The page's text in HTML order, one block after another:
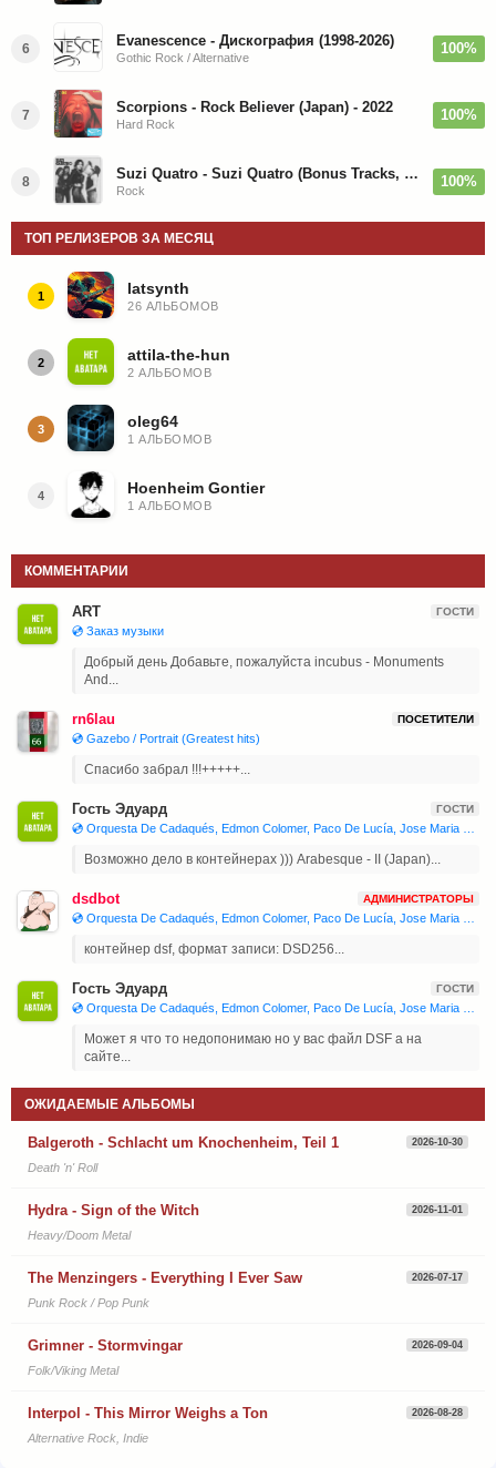
6 Evanescence - Дискография (1998-2026)
Gothic Rock / Alternative
100%
7 Scorpions - Rock Believer (Japan) - 2022
Hard Rock
100%
8 Suzi Quatro - Suzi Quatro (Bonus Tracks, Remaster) 1973/2022
Rock
100%
ТОП РЕЛИЗЕРОВ ЗА МЕСЯЦ
1 latsynth
26 АЛЬБОМОВ
2 attila-the-hun
2 АЛЬБОМОВ
3 oleg64
1 АЛЬБОМОВ
4 Hoenheim Gontier
1 АЛЬБОМОВ
КОММЕНТАРИИ
ART ГОСТИ
💿 Заказ музыки
Добрый день Добавьте, пожалуйста incubus - Monuments
And...
rn6lau ПОСЕТИТЕЛИ
💿 Gazebo / Portrait (Greatest hits)
Спасибо забрал !!!+++++...
Гость Эдуард ГОСТИ
Возможно дело в контейнерах ))) Arabesque - II (Japan)...
dsdbot АДМИНИСТРАТОРЫ
контейнер dsf, формат записи: DSD256...
Гость Эдуард ГОСТИ
Может я что то недопонимаю но у вас файл DSF а на
сайте...
ОЖИДАЕМЫЕ АЛЬБОМЫ
Balgeroth - Schlacht um Knochenheim, Teil 1 2026-10-30
Death 'n' Roll
Hydra - Sign of the Witch 2026-11-01
Heavy/Doom Metal
The Menzingers - Everything I Ever Saw 2026-07-17
Punk Rock / Pop Punk
Grimner - Stormvingar 2026-09-04
Folk/Viking Metal
Interpol - This Mirror Weighs a Ton 2026-08-28
Alternative Rock, Indie